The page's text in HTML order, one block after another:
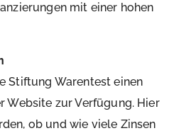
mit einer hohen
Stiftung Warentest einen
Website zur Verfügung. Hier
ob und wie viele Zinsen